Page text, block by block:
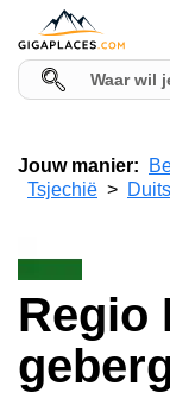
Jouw manier:
Tsjechië
Regio